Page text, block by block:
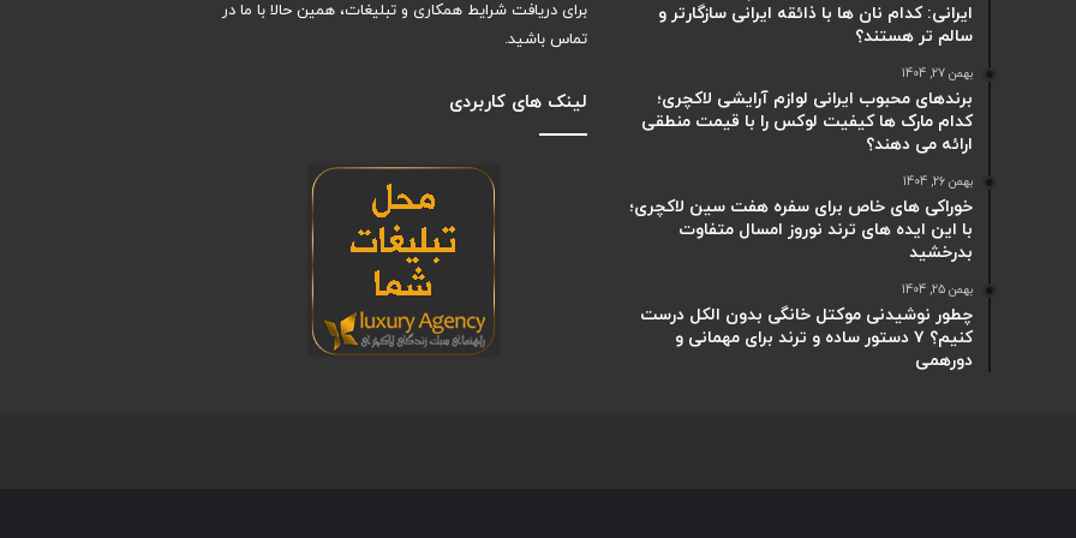
ایرانی: کدام نان ها با ذائقه ایرانی سازگارتر و
سالم تر هستند؟
بهمن 27, 1404
برندهای محبوب ایرانی لوازم آرایشی لاکچری؛
کدام مارک ها کیفیت لوکس را با قیمت منطقی
ارائه می دهند؟
بهمن 26, 1404
خوراکی های خاص برای سفره هفت سین لاکچری؛
با این ایده های ترند نوروز امسال متفاوت
بدرخشید
بهمن 25, 1404
چطور نوشیدنی موکتل خانگی بدون الکل درست
کنیم؟ ۷ دستور ساده و ترند برای مهمانی و
دورهمی
برای دریافت شرایط همکاری و تبلیغات، همین حالا با ما در
تماس باشید.
لینک های کاربردی